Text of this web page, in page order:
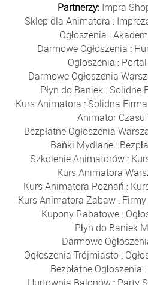
Partnerzy: Impra
Sklep dla Animatora :
Ogłoszenia :
Darmowe Ogłoszenia :
Ogłoszenia :
Darmowe Ogłoszenia
Płyn do Baniek: Solidne
Kurs Animatora : Solidna Firma
Animator Czasu
Bezpłatne Ogłoszenia
Bańki Mydlane:
Szkolenie Animatorów:
Kurs Animatora
Kurs Animatora Poznań :
Kurs Animatora Zabaw : Firmy
Kupony Rabatowe :
Płyn do Baniek
Darmowe
Ogłoszenia Trójmiasto :
Bezpłatne Ogłoszenia :